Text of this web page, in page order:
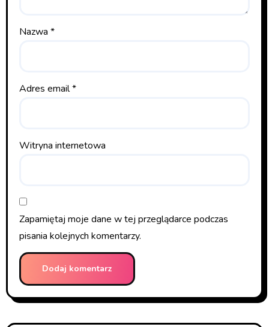
Nazwa*
Adres email*
Witryna internetowa
Zapamiętaj moje dane w tej przeglądarce podczas
pisania kolejnych komentarzy.